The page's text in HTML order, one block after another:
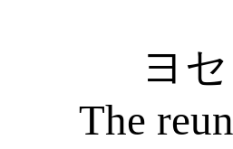
ヨ
The